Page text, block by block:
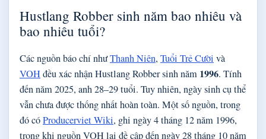
Hustlang Robber sinh năm bao nhiêu và
bao nhiêu tuổi?
Các nguồn báo chí nhưThanh Niên, Tuổi Trẻ Cười và
VOHđều xác nhận Hustlang Robber sinh năm 1996. Tính
đến năm 2025, anh 28–29 tuổi. Tuy nhiên, ngày sinh cụ thể
vẫn chưa được thống nhất hoàn toàn. Một số nguồn, trong
đó cóProducerviet Wiki, ghi ngày 4 tháng 12 năm 1996,
trong khi nguồn VOH lại đề cập đến ngày 28 tháng 10 năm